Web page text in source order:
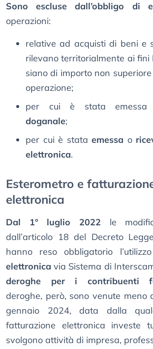
Sono escluse dall’obbligo di
operazioni:
relative ad acquisti di beni e
rilevano territorialmente ai fini
siano di importo non
operazione;
per cui è stata
doganale;
per cui è stata emessa o
elettronica.
Esterometro e
elettronica
Dal 1° luglio 2022 le
dall’articolo 18 del Decreto
hanno reso obbligatorio
elettronica via Sistema di
deroghe per i contribuenti
deroghe, però, sono venute meno
gennaio 2024, data dalla
fatturazione elettronica investe
svolgono attività di impresa,